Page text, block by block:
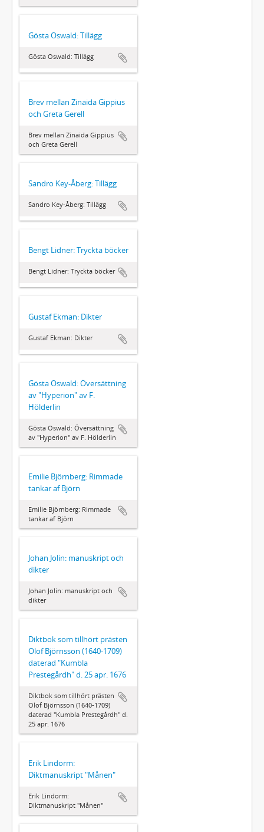
Gösta Oswald: Tillägg
Gösta Oswald: Tillägg
Brev mellan Zinaida Gippius
och Greta Gerell
Brev mellan Zinaida Gippius
och Greta Gerell
Sandro Key-Åberg: Tillägg
Sandro Key-Åberg: Tillägg
Bengt Lidner: Tryckta böcker
Bengt Lidner: Tryckta böcker
Gustaf Ekman: Dikter
Gustaf Ekman: Dikter
Gösta Oswald: Översättning
av "Hyperion" av F.
Hölderlin
Gösta Oswald: Översättning
av "Hyperion" av F. Hölderlin
Emilie Björnberg: Rimmade
tankar af Björn
Emilie Björnberg: Rimmade
tankar af Björn
Johan Jolin: manuskript och
dikter
Johan Jolin: manuskript och
dikter
Diktbok som tillhört prästen
Olof Björnsson (1640-1709)
daterad "Kumbla
Prestegårdh" d. 25 apr. 1676
Diktbok som tillhört prästen
Olof Björnsson (1640-1709)
daterad "Kumbla Prestegårdh" d.
25 apr. 1676
Erik Lindorm:
Diktmanuskript "Månen"
Erik Lindorm:
Diktmanuskript "Månen"